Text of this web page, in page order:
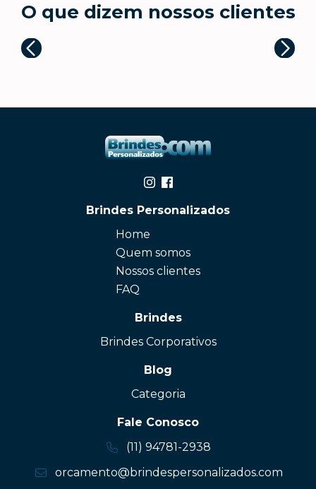
O que dizem nossos clientes
Brindes Personalizados
Home
Quem somos
Nossos clientes
FAQ
Brindes
Brindes Corporativos
Blog
Categoria
Fale Conosco
(11) 94781-2938
orcamento@brindespersonalizados.com